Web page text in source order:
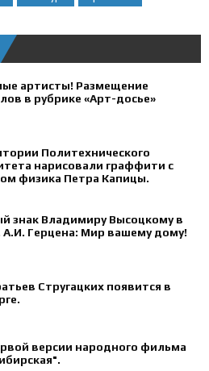
артисты! Размещение
в рубрике «Арт-досье»
Политехнического
нарисовали граффити с
физика Петра Капицы.
знак Владимиру Высоцкому в
А.И. Герцена: Мир вашему дому!
Стругацких появится в
версии народного фильма